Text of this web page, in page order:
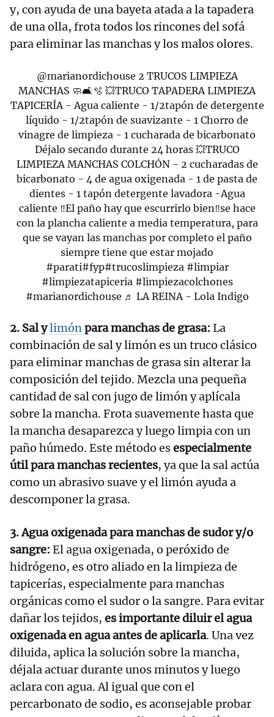
y, con ayuda de una bayeta atada a la tapadera
de una olla, frota todos los rincones del sofá
para eliminar las manchas y los malos olores.
@marianordichouse 2 TRUCOS LIMPIEZA
MANCHAS 🧼🛋️🫧 💥TRUCO TAPADERA LIMPIEZA
TAPICERÍA - Agua caliente - 1/2tapón de detergente
líquido - 1/2tapón de suavizante - 1 Chorro de
vinagre de limpieza - 1 cucharada de bicarbonato
Déjalo secando durante 24 horas 💥TRUCO
LIMPIEZA MANCHAS COLCHÓN - 2 cucharadas de
bicarbonato - 4 de agua oxigenada - 1 de pasta de
dientes - 1 tapón detergente lavadora -Agua
caliente ‼️El paño hay que escurrirlo bien‼️se hace
con la plancha caliente a media temperatura, para
que se vayan las manchas por completo el paño
siempre tiene que estar mojado
#parati#fyp#trucoslimpieza #limpiar
#limpiezatapiceria #limpiezacolchones
#marianordichouse ♬ LA REINA - Lola Indigo
2. Sal ylimónpara manchas de grasa: La
combinación de sal y limón es un truco clásico
para eliminar manchas de grasa sin alterar la
composición del tejido. Mezcla una pequeña
cantidad de sal con jugo de limón y aplícala
sobre la mancha. Frota suavemente hasta que
la mancha desaparezca y luego limpia con un
paño húmedo. Este método esespecialmente
útil para manchas recientes, ya que la sal actúa
como un abrasivo suave y el limón ayuda a
descomponer la grasa.
3. Agua oxigenada para manchas de sudor y/o
sangre: El agua oxigenada, o peróxido de
hidrógeno, es otro aliado en la limpieza de
tapicerías, especialmente para manchas
orgánicas como el sudor o la sangre. Para evitar
dañar los tejidos, es importante diluir el agua
oxigenada en agua antes de aplicarla. Una vez
diluida, aplica la solución sobre la mancha,
déjala actuar durante unos minutos y luego
aclara con agua. Al igual que con el
percarbonato de sodio, es aconsejable probar